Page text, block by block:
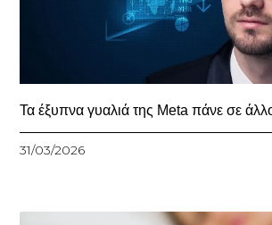
Τα έξυπνα γυαλιά της Meta πάνε σε
31/03/2026